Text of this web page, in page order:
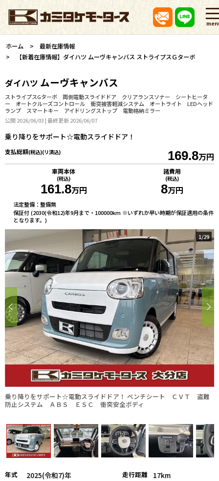
ホーム
最新在庫情報
【新着在庫情報】ダイハツ ムーヴキャンバス ストライプスＧターボ
ダイハツ ムーヴキャンバス
ストライプスGターボ 両側電動スライドドア クリアランスソナー シートヒータ
ー オートクルーズコントロール 衝突被害軽減システム オートライト LEDヘッド
ランプ スマートキー アイドリングストップ 電動格納ミラー
公開 2026/06/03 | 最終更新 2026/06/07
乗り降りをサポート☆電動スライドドア！
支払総額(税込)(リ済込) 169.8万円
車両本体
(税込)
161.8万円
諸費用
(税込)
8万円
法定整備：整備無
保証付 (2030(令和12)年9月まで・100000km ※いずれか早い時期が保証適用の条件
となります。)
乗り降りをサポート☆電動スライドドア！ ベンチシート ＣＶＴ 盗難
防止システム ＡＢＳ ＥＳＣ 衝突安全ボディ
1/29
年式 2025(令和7)年 走行距離 17km